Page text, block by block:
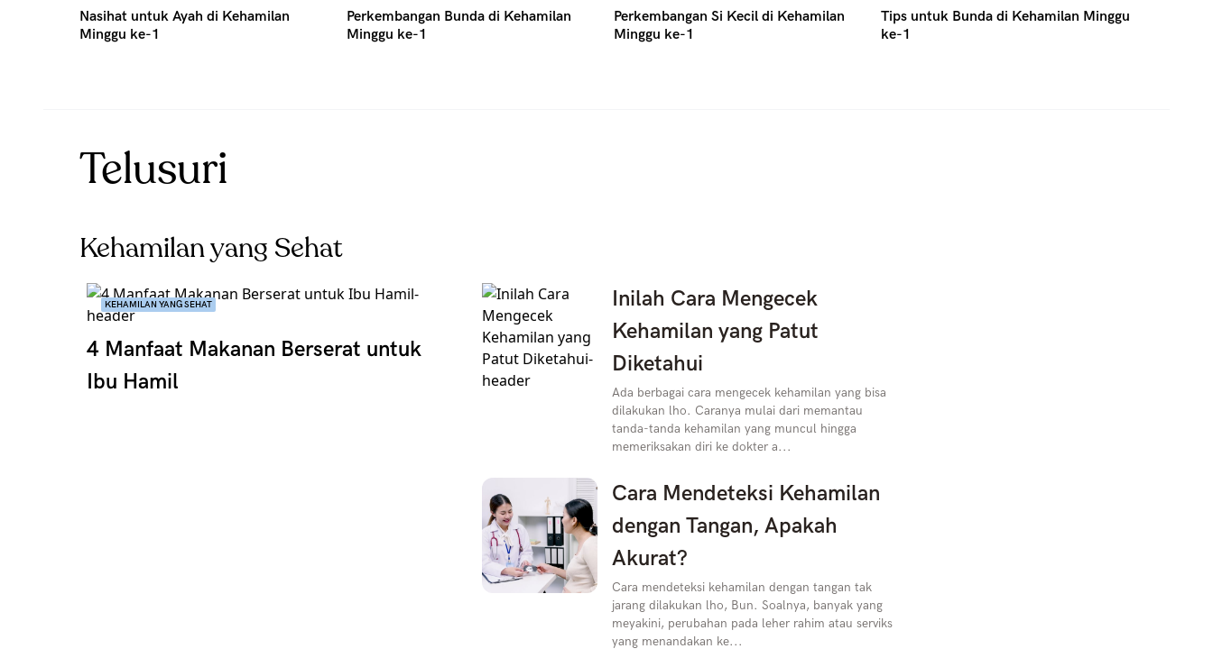
Nasihat untuk Ayah di Kehamilan
Minggu ke-1
Perkembangan Bunda di Kehamilan
Minggu ke-1
Perkembangan Si Kecil di Kehamilan
Minggu ke-1
Tips untuk Bunda di Kehamilan Minggu
ke-1
Telusuri
Kehamilan yang Sehat
KEHAMILAN YANG SEHAT
4 Manfaat Makanan Berserat untuk
Ibu Hamil
Inilah Cara Mengecek
Kehamilan yang Patut
Diketahui
Ada berbagai cara mengecek kehamilan yang bisa
dilakukan lho. Caranya mulai dari memantau
tanda-tanda kehamilan yang muncul hingga
memeriksakan diri ke dokter a...
Cara Mendeteksi Kehamilan
dengan Tangan, Apakah
Akurat?
Cara mendeteksi kehamilan dengan tangan tak
jarang dilakukan lho, Bun. Soalnya, banyak yang
meyakini, perubahan pada leher rahim atau serviks
yang menandakan ke...